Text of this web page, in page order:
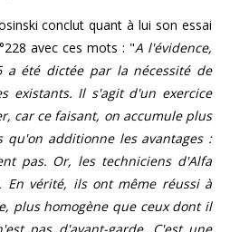
conclut quant à lui son essai
avec ces mots : "A l'évidence,
a été dictée par la nécessité de
existants. Il s'agit d'un exercice
car ce faisant, on accumule plus
qu'on additionne les avantages :
pas. Or, les techniciens d'Alfa
En vérité, ils ont même réussi à
plus homogène que ceux dont il